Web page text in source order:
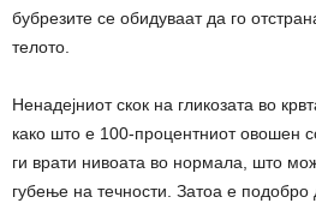
бубрезите се обидуваат да го
телото.
Ненадејниот скок на гликозата во
како што е 100-процентниот овошен
ги врати нивоата во нормала, што
губење на течности. Затоа е